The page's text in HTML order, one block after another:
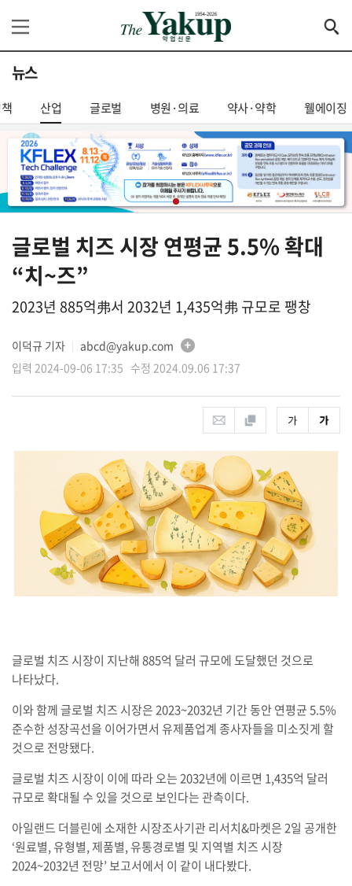
뉴스
산업 글로벌 병원·의료 약사·약학 웰에이징
글로벌 치즈 시장 연평균 5.5% 확대
“치~즈”
2023년 885억弗서 2032년 1,435억弗 규모로 팽창
이덕규 기자
abcd@yakup.com
입력 2024-09-06 17:35 수정 2024.09.06 17:37
글로벌 치즈 시장이 지난해 885억 달러 규모에 도달했던 것으로
나타났다.
이와 함께 글로벌 치즈 시장은 2023~2032년 기간 동안 연평균 5.5%
준수한 성장곡선을 이어가면서 유제품업계 종사자들을 미소짓게 할
것으로 전망됐다.
글로벌 치즈 시장이 이에 따라 오는 2032년에 이르면 1,435억 달러
규모로 확대될 수 있을 것으로 보인다는 관측이다.
아일랜드 더블린에 소재한 시장조사기관 리서치&마켓은 2일 공개한
‘원료별, 유형별, 제품별, 유통경로별 및 지역별 치즈 시장
2024~2032년 전망’ 보고서에서 이 같이 내다봤다.